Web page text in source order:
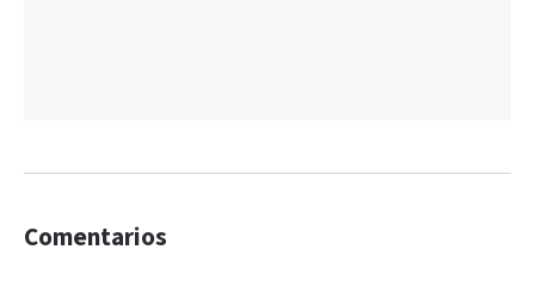
Comentarios